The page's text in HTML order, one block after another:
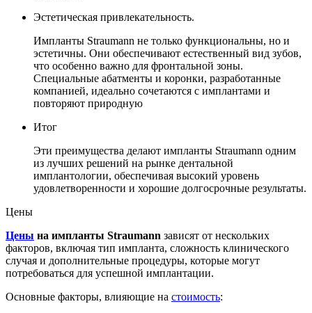
Эстетическая привлекательность.
Импланты Straumann не только функциональны, но и
эстетичны. Они обеспечивают естественный вид зубов,
что особенно важно для фронтальной зоны.
Специальные абатменты и коронки, разработанные
компанией, идеально сочетаются с имплантами и
повторяют природную
Итог
Эти преимущества делают импланты Straumann одним
из лучших решений на рынке дентальной
имплантологии, обеспечивая высокий уровень
удовлетворенности и хорошие долгосрочные результаты.
Цены
Цены на импланты Straumann зависят от нескольких
факторов, включая тип импланта, сложность клинического
случая и дополнительные процедуры, которые могут
потребоваться для успешной имплантации.
Основные факторы, влияющие на стоимость: